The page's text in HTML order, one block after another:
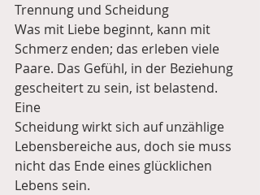
Trennung und Scheidung
Was mit Liebe beginnt, kann mit
Schmerz enden; das erleben viele
Paare. Das Gefühl, in der Beziehung
gescheitert zu sein, ist belastend.
Eine
Scheidung wirkt sich auf unzählige
Lebensbereiche aus, doch sie muss
nicht das Ende eines glücklichen
Lebens sein.